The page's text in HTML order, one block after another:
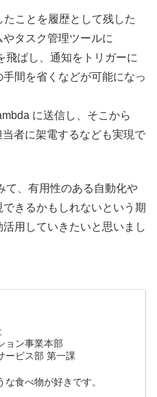
ことを履歴として残した
タスク管理ツールに
飛ばし、通知をトリガーに
間を省くなどが可能になっ
に送信し、そこから
者に架電するなども実現で
て、有用性のある自動化や
きるかもしれないという期
用していきたいと思いまし
ョン事業本部
ービス部 第一課
な食べ物が好きです。